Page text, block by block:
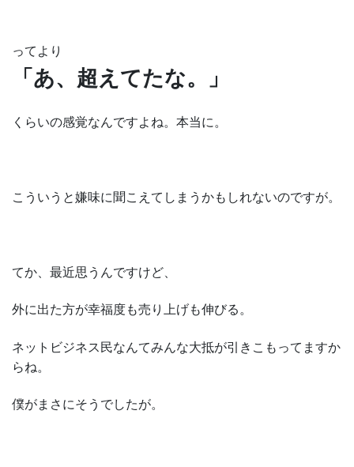
ってより
「あ、超えてたな。」
くらいの感覚なんですよね。本当に。
こういうと嫌味に聞こえてしまうかもしれないのですが。
てか、最近思うんですけど、
外に出た方が幸福度も売り上げも伸びる。
ネットビジネス民なんてみんな大抵が引きこもってますか
らね。
僕がまさにそうでしたが。